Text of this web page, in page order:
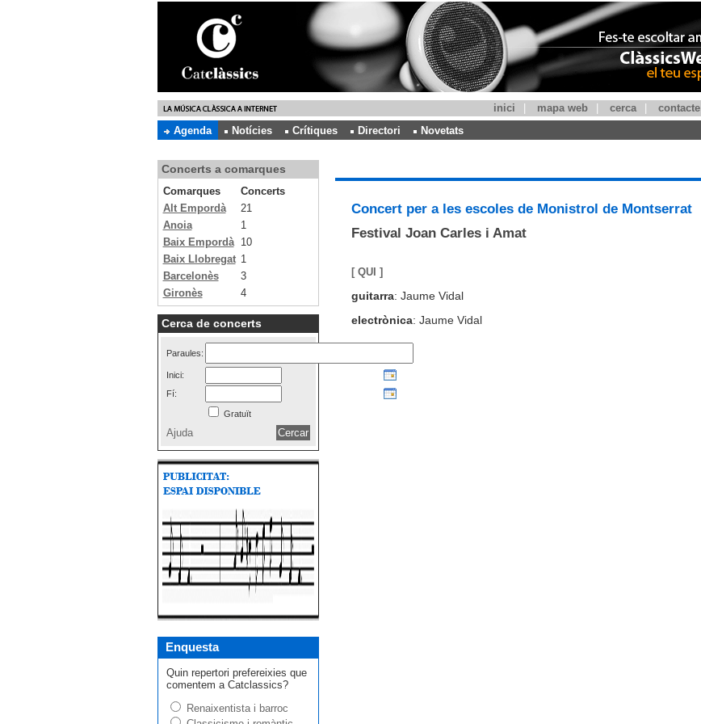
inici mapa web cerca contacte
Agenda
Notícies Crítiques Directori Novetats
Concerts a comarques
Comarques
Concerts
Alt Empordà
21
Anoia
1
Baix Empordà
10
Baix Llobregat 1
Barcelonès
3
Gironès
4
Cerca de concerts
Paraules:
Inici:
Fí:
Gratuït
Ajuda
Enquesta
Quin repertori prefereixies que
comentem a Catclassics?
Renaixentista i barroc
Concert per a les escoles de Monistrol de Montserrat
Festival Joan Carles i Amat
[ QUI ]
guitarra: Jaume Vidal
electrònica: Jaume Vidal